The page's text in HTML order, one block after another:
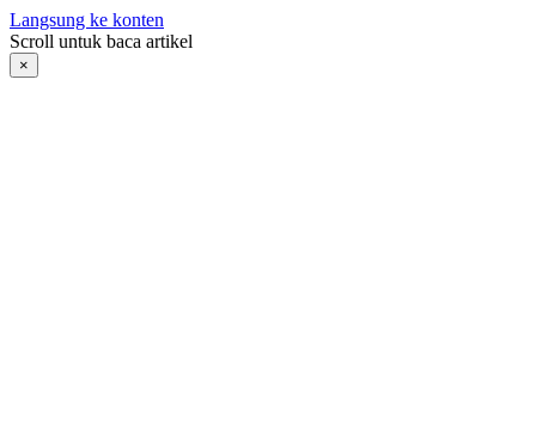
Langsung ke konten
Scroll untuk baca artikel
×